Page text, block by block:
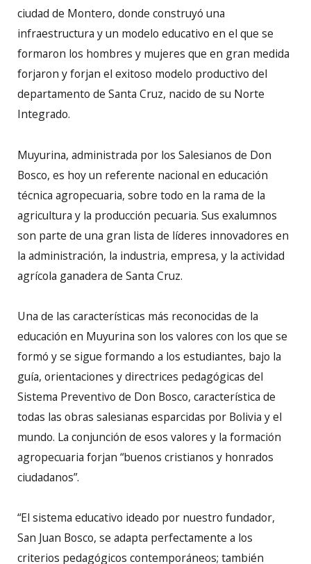
ciudad de Montero, donde construyó una
infraestructura y un modelo educativo en el que se
formaron los hombres y mujeres que en gran medida
forjaron y forjan el exitoso modelo productivo del
departamento de Santa Cruz, nacido de su Norte
Integrado.
Muyurina, administrada por los Salesianos de Don
Bosco, es hoy un referente nacional en educación
técnica agropecuaria, sobre todo en la rama de la
agricultura y la producción pecuaria. Sus exalumnos
son parte de una gran lista de líderes innovadores en
la administración, la industria, empresa, y la actividad
agrícola ganadera de Santa Cruz.
Una de las características más reconocidas de la
educación en Muyurina son los valores con los que se
formó y se sigue formando a los estudiantes, bajo la
guía, orientaciones y directrices pedagógicas del
Sistema Preventivo de Don Bosco, característica de
todas las obras salesianas esparcidas por Bolivia y el
mundo. La conjunción de esos valores y la formación
agropecuaria forjan “buenos cristianos y honrados
ciudadanos”.
“El sistema educativo ideado por nuestro fundador,
San Juan Bosco, se adapta perfectamente a los
criterios pedagógicos contemporáneos; también